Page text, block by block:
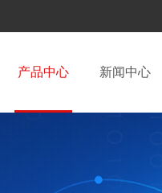
产品中心 新闻中心